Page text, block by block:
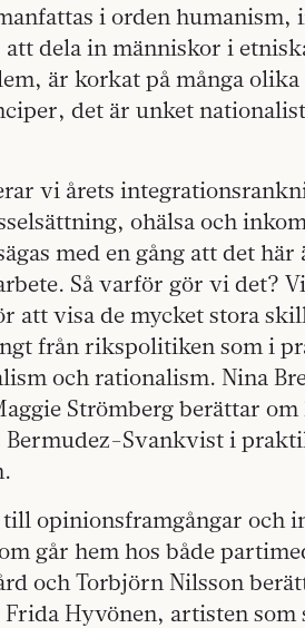
i orden humanism,
dela in människor i
är korkat på många
det är unket
vi årets
ohälsa och
med en gång att det
Så varför gör vi det?
att visa de mycket stora
från rikspolitiken som i
och rationalism. Nina
Strömberg berättar
Svankvist i
opinionsframgångar och
går hem hos både
och Torbjörn Nilsson
Hyvönen, artisten